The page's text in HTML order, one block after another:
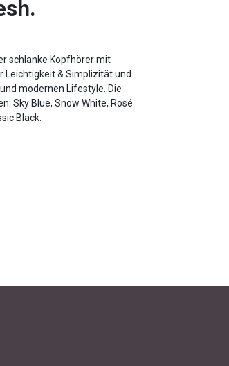
schlanke Kopfhörer mit
& Simplizität und
modernen Lifestyle. Die
Sky Blue, Snow White, Rosé
Black.